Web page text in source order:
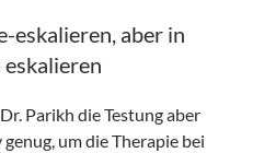
eskalieren, aber in
eskalieren
Parikh die Testung aber
um die Therapie bei